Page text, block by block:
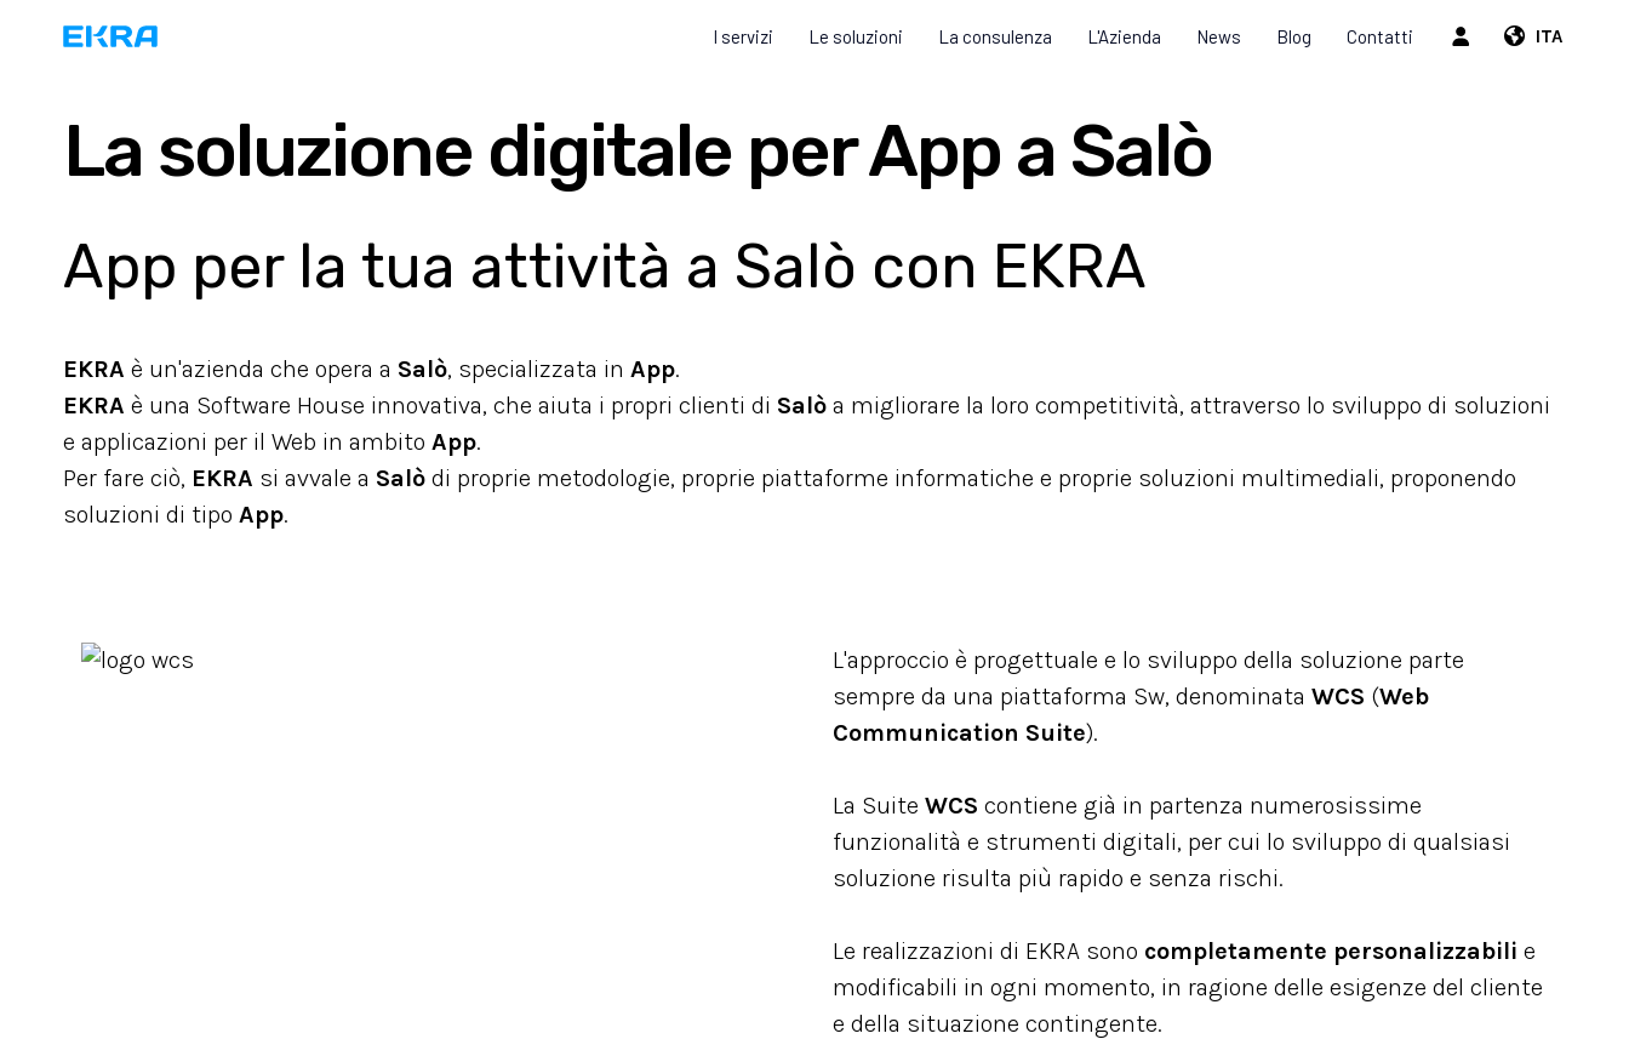
ITA
I servizi Le soluzioni La consulenza L'Azienda News Blog Contatti
La soluzione digitale per App a Salò
App per la tua attività a Salò con EKRA
EKRA è un'azienda che opera a Salò, specializzata in App.
EKRA è una Software House innovativa, che aiuta i propri clienti di Salò a migliorare la loro competitività, attraverso lo sviluppo di soluzioni
e applicazioni per il Web in ambito App.
Per fare ciò, EKRA si avvale a Salò di proprie metodologie, proprie piattaforme informatiche e proprie soluzioni multimediali, proponendo
soluzioni di tipo App.
L'approccio è progettuale e lo sviluppo della soluzione parte
sempre da una piattaforma Sw, denominata WCS (Web
Communication Suite).
La Suite WCS contiene già in partenza numerosissime
funzionalità e strumenti digitali, per cui lo sviluppo di qualsiasi
soluzione risulta più rapido e senza rischi.
Le realizzazioni di EKRA sono completamente personalizzabili e
modificabili in ogni momento, in ragione delle esigenze del cliente
e della situazione contingente.